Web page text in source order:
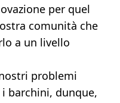
per quel
comunità che
a un livello
problemi
barchini, dunque,